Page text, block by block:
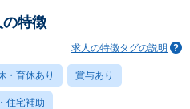
の特徴
求人の特徴タグの説明
・育休あり 賞与あり
住宅補助